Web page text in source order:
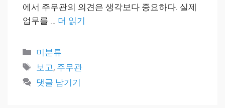
에서 주무관의 의견은 생각보다 중요하다. 실제
업무를 … 더 읽기
카
테
리
미분류
태
그
보고, 주무관
댓글 남기기